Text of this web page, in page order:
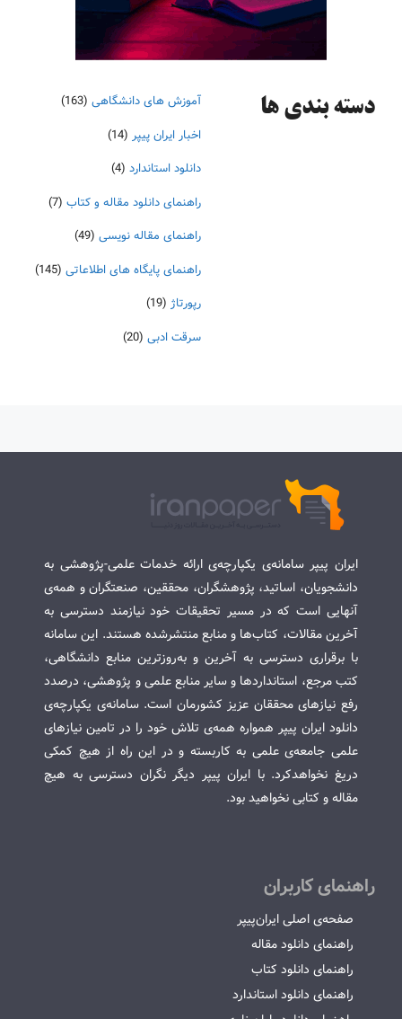
دسته‌ بندی ها آموزش های دانشگاهی (163)
اخبار ایران پیپر (14)
دانلود استاندارد (4)
راهنمای دانلود مقاله و کتاب (7)
راهنمای مقاله نویسی (49)
راهنمای پایگاه های اطلاعاتی (145)
رپورتاژ (19)
سرقت ادبی (20)
ایران پیپر سامانه‌ی یکپارچه‌ی ارائه خدمات علمی-پژوهشی به
دانشجویان، اساتید، پژوهشگران، محققین، صنعتگران و همه‌ی
آنهایی است که در مسیر تحقیقات خود نیازمند دسترسی به
آخرین مقالات، کتاب‌ها و منابع منتشرشده هستند. این سامانه
با برقراری دسترسی به آخرین و به‌روزترین منابع دانشگاهی،
کتب مرجع، استانداردها و سایر منابع علمی و پژوهشی، درصدد
رفع نیازهای محققان عزیز کشورمان است. سامانه‌ی یکپارچه‌ی
دانلود ایران پیپر همواره همه‌ی تلاش خود را در تامین نیازهای
علمی جامعه‌ی علمی به کاربسته و در این راه از هیچ کمکی
دریغ نخواهدکرد. با ایران پیپر دیگر نگران دسترسی به هیچ
مقاله و کتابی نخواهید بود.
راهنمای کاربران
صفحه‌ی اصلی ایران‌پیپر
راهنمای دانلود مقاله
راهنمای دانلود کتاب
راهنمای دانلود استاندارد